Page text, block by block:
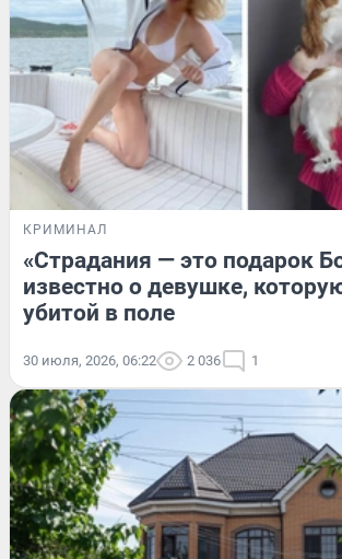
КРИМИНАЛ
«Страдания — это подарок
известно о девушке,
убитой в поле
30 июля, 2026, 06:22 2 036 1